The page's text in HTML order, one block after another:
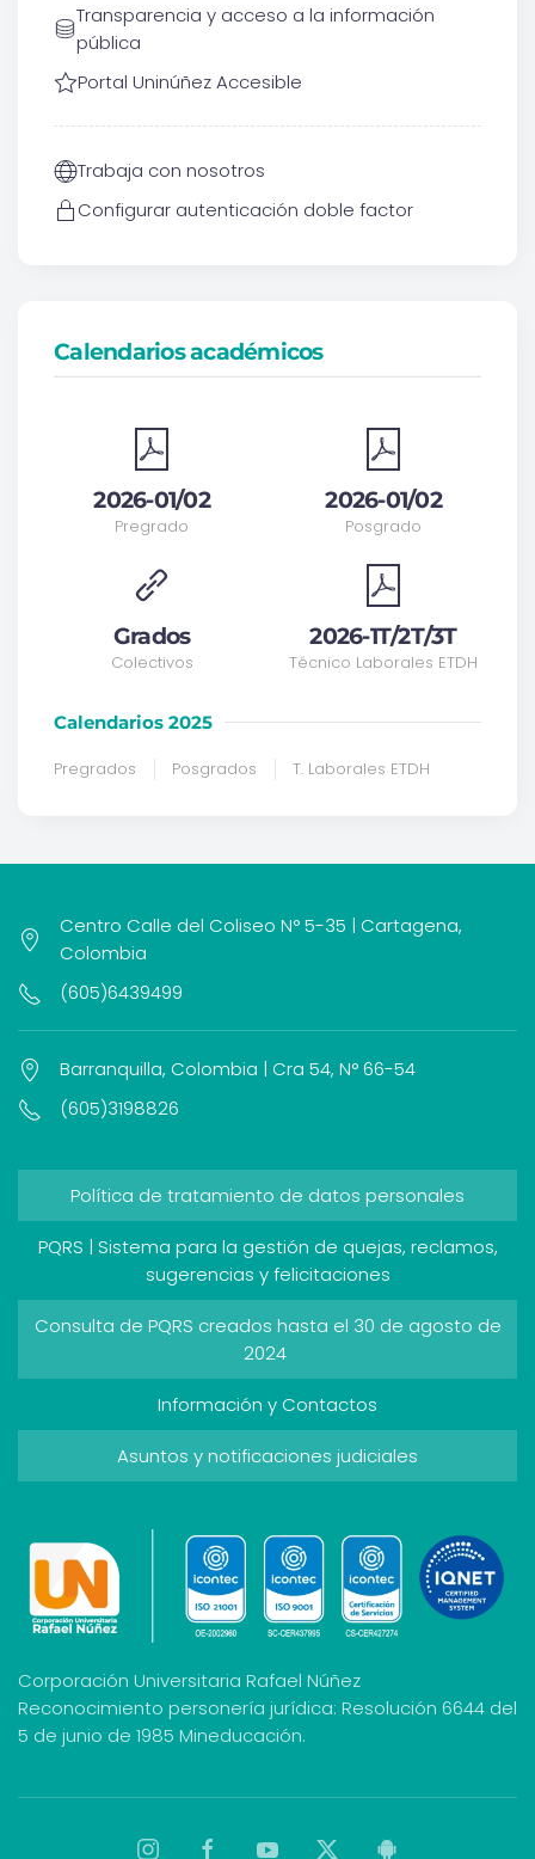
Transparencia y acceso a la información
pública
Portal Uninúñez Accesible
Trabaja con nosotros
Configurar autenticación doble factor
Calendarios académicos
2026-01/02
Pregrado
Grados
Colectivos
2026-01/02
Posgrado
2026-1T/2T/3T
Técnico Laborales ETDH
Calendarios 2025
Pregrados Posgrados T. Laborales ETDH
Centro Calle del Coliseo N° 5-35 | Cartagena,
Colombia
(605)6439499
Barranquilla, Colombia | Cra 54, N° 66-54
(605)3198826
Política de tratamiento de datos personales
PQRS | Sistema para la gestión de quejas, reclamos,
sugerencias y felicitaciones
Consulta de PQRS creados hasta el 30 de agosto de
2024
Información y Contactos
Asuntos y notificaciones judiciales
Corporación Universitaria Rafael Núñez
Reconocimiento personería jurídica: Resolución 6644 del
5 de junio de 1985 Mineducación.